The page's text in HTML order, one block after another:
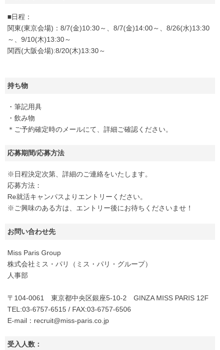
■日程：
関東(東京会場)：8/7(金)10:30～、8/7(金)14:00～、8/26(水)13:30
～、9/10(木)13:30～
関西(大阪会場):8/20(木)13:30～
持ち物
・筆記用具
・飲み物
＊ご予約確定時のメールにて、詳細ご確認ください。
応募期間/応募方法
※日程決定次第、詳細のご連絡をいたします。
応募方法：
Re就活キャンパスよりエントリーください。
※ご興味のある方は、エントリー後にお待ちくださいませ！
お問い合わせ先
Miss Paris Group
株式会社ミス・パリ（ミス・パリ・グループ）
人事部
〒104-0061 東京都中央区銀座5-10-2 GINZA MISS PARIS 12F
TEL:03-6757-6515 / FAX:03-6757-6506
E-mail：recruit@miss-paris.co.jp
受入人数：